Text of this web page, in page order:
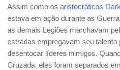
Assim como os aristocráticos
estava em ação durante as
as demais Legiões marchavam
estradas empregavam seu
desentocar líderes inimigos.
Cruzada, eles foram separados